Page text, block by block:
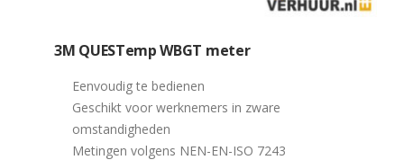
3M QUESTemp WBGT meter
Eenvoudig te bedienen
Geschikt voor werknemers in zware
omstandigheden
Metingen volgens NEN-EN-ISO 7243